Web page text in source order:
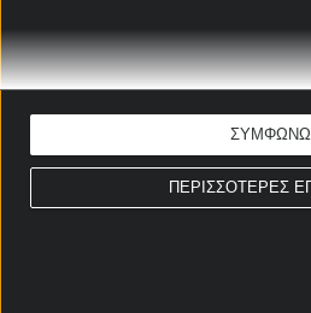
ΠΕΡΙΣΣΟΤΕΡΕΣ
ΣΥΜΦΩΝΩ
κάρτες
ΣΤΟΙΧΗΜΑΤΙΚΕΣ